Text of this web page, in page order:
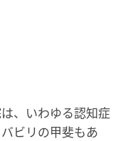
、いわゆる認知症
ビリの甲斐もあ